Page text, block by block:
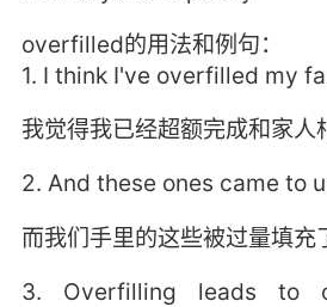
overfilled的用法和例句：
1. I think I've overfilled my
我觉得我已经超额完成和家人
2. And these ones came to
而我们手里的这些被过量填充
3. Overfilling leads to